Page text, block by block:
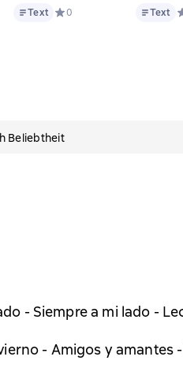
0 на основе 0 оценок
TextText Средний рейтинг 0 на
0 TextText
Beliebtheit
- Siempre a mi lado -
- Amigos y amantes